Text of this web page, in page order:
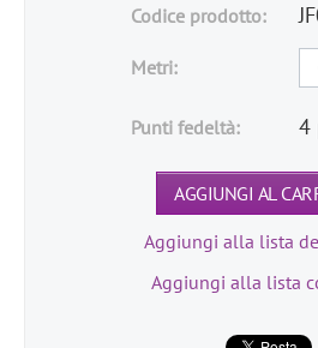
Codice prodotto:
Metri:
Punti fedeltà: 4
AGGIUNGI AL
Aggiungi alla lista
Aggiungi alla lista